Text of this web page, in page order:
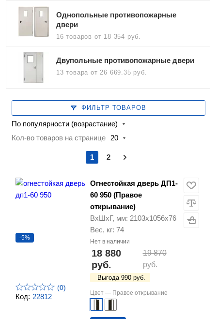
Однопольные противопожарные
двери
16 товаров от 18 354 руб.
Двупольные противопожарные двери
13 товара от 26 669.35 руб.
ФИЛЬТР ТОВАРОВ
По популярности (возрастание)
Кол-во товаров на странице
20
1 2
Код: 22812
-5%
(0)
Огнестойкая дверь ДП1-
60 950 (Правое
открывание)
ВхШхГ, мм: 2103х1056х76
Вес, кг: 74
Нет в наличии
18 880
руб.
19 870
руб.
Выгода 990 руб.
Цвет — Правое открывание